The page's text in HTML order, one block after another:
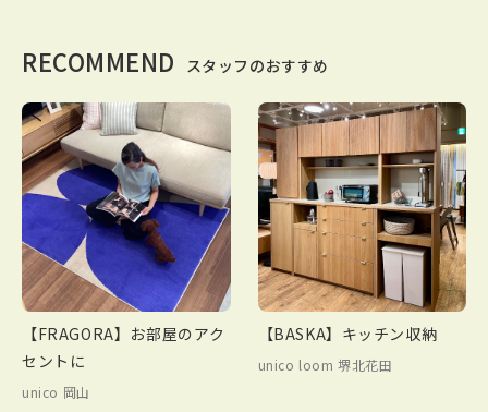
RECOMMEND スタッフのおすすめ
【FRAGORA】お部屋のアク
セントに
unico 岡山
【BASKA】キッチン収納
unico loom 堺北花田